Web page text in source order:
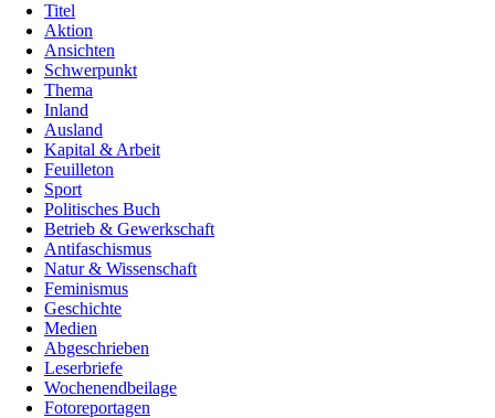
Titel
Aktion
Ansichten
Schwerpunkt
Thema
Inland
Ausland
Kapital & Arbeit
Feuilleton
Sport
Politisches Buch
Betrieb & Gewerkschaft
Antifaschismus
Natur & Wissenschaft
Feminismus
Geschichte
Medien
Abgeschrieben
Leserbriefe
Wochenendbeilage
Fotoreportagen